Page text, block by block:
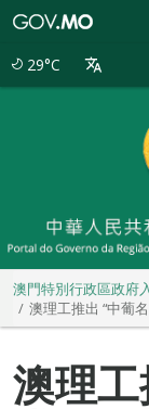
29°C
澳門特別行政區政府
澳理工推出 “中葡
澳理